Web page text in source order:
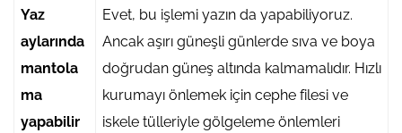
Yaz
aylarında
mantola
ma
yapabilir
Evet, bu işlemi yazın da yapabiliyoruz.
Ancak aşırı güneşli günlerde sıva ve boya
doğrudan güneş altında kalmamalıdır. Hızlı
kurumayı önlemek için cephe filesi ve
iskele tülleriyle gölgeleme önlemleri